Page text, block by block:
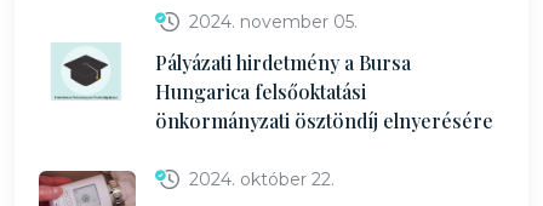
2024. november 05.
Pályázati hirdetmény a Bursa
Hungarica felsőoktatási
önkormányzati ösztöndíj elnyerésére
2024. október 22.